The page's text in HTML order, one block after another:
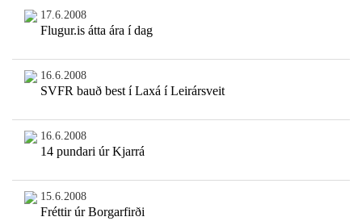
17.6.2008
Flugur.is átta ára í dag
16.6.2008
SVFR bauð best í Laxá í Leirársveit
16.6.2008
14 pundari úr Kjarrá
15.6.2008
Fréttir úr Borgarfirði